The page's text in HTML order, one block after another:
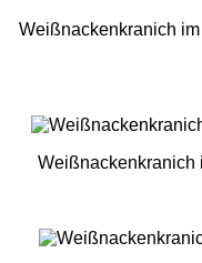
Weißnackenkranich
Weißnackenkranich